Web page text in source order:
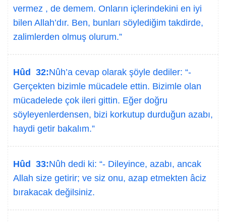
vermez , de demem. Onların içlerindekini en iyi
bilen Allah’dır. Ben, bunları söylediğim takdirde,
zalimlerden olmuş olurum.”
Hûd 32:Nûh’a cevap olarak şöyle dediler: “-
Gerçekten bizimle mücadele ettin. Bizimle olan
mücadelede çok ileri gittin. Eğer doğru
söyleyenlerdensen, bizi korkutup durduğun azabı,
haydi getir bakalım.”
Hûd 33:Nûh dedi ki: “- Dileyince, azabı, ancak
Allah size getirir; ve siz onu, azap etmekten âciz
bırakacak değilsiniz.